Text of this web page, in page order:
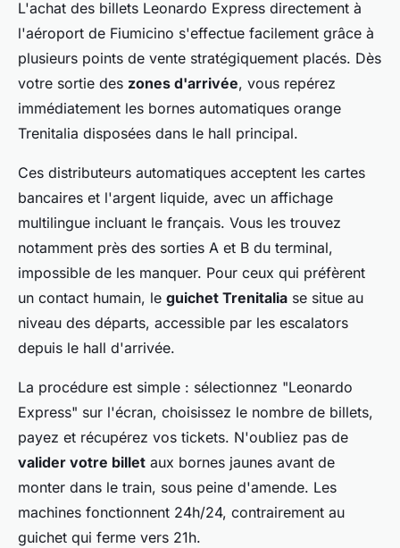
L'achat des billets Leonardo Express directement à
l'aéroport de Fiumicino s'effectue facilement grâce à
plusieurs points de vente stratégiquement placés. Dès
votre sortie des zones d'arrivée, vous repérez
immédiatement les bornes automatiques orange
Trenitalia disposées dans le hall principal.
Ces distributeurs automatiques acceptent les cartes
bancaires et l'argent liquide, avec un affichage
multilingue incluant le français. Vous les trouvez
notamment près des sorties A et B du terminal,
impossible de les manquer. Pour ceux qui préfèrent
un contact humain, le guichet Trenitalia se situe au
niveau des départs, accessible par les escalators
depuis le hall d'arrivée.
La procédure est simple : sélectionnez "Leonardo
Express" sur l'écran, choisissez le nombre de billets,
payez et récupérez vos tickets. N'oubliez pas de
valider votre billet aux bornes jaunes avant de
monter dans le train, sous peine d'amende. Les
machines fonctionnent 24h/24, contrairement au
guichet qui ferme vers 21h.